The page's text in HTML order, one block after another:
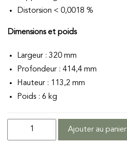
Distorsion < 0,0018 %
Dimensions et poids
Largeur : 320 mm
Profondeur : 414,4 mm
Hauteur : 113,2 mm
Poids : 6 kg
quantité
de
Ajouter au panier